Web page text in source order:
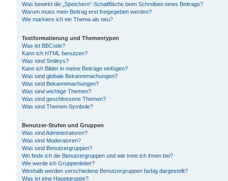
Was bewirkt die „Speichern“-Schaltfläche beim Schreiben eines Beitrags?
Warum muss mein Beitrag erst freigegeben werden?
Wie markiere ich ein Thema als neu?
Textformatierung und Thementypen
Was ist BBCode?
Kann ich HTML benutzen?
Was sind Smileys?
Kann ich Bilder in meine Beiträge einfügen?
Was sind globale Bekanntmachungen?
Was sind Bekanntmachungen?
Was sind wichtige Themen?
Was sind geschlossene Themen?
Was sind Themen-Symbole?
Benutzer-Stufen und Gruppen
Was sind Administratoren?
Was sind Moderatoren?
Was sind Benutzergruppen?
Wo finde ich die Benutzergruppen und wie trete ich ihnen bei?
Wie werde ich Gruppenleiter?
Weshalb werden verschiedene Benutzergruppen farbig dargestellt?
Was ist eine Hauptgruppe?